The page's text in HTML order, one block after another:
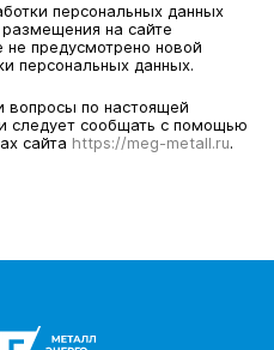
персональных данных
на сайте
не предусмотрено новой
персональных данных.
по настоящей
следует сообщать с помощью
сайта https://meg-metall.ru.